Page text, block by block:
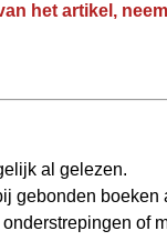
het artikel,
al gelezen.
gebonden boeken
of